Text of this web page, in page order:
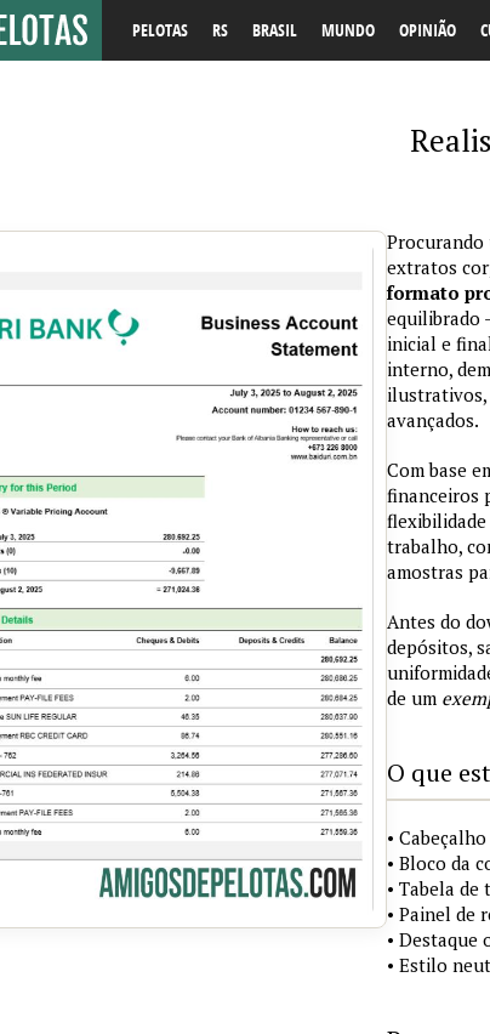
PELOTAS RS BRASIL MUNDO OPINIÃO
extratos
formato
equilibrado
inicial e
interno,
ilustrativos,
avançados.
Com base
financeiros
trabalho,
amostras
Antes do
depósitos,
de um
O que
•
• Bloco da
• Tabela
• Painel de
•
• Estilo